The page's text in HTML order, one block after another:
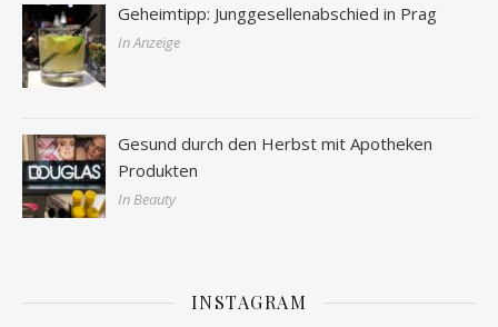
Geheimtipp: Junggesellenabschied in Prag
In Anzeige
Gesund durch den Herbst mit Apotheken
Produkten
In Beauty
INSTAGRAM